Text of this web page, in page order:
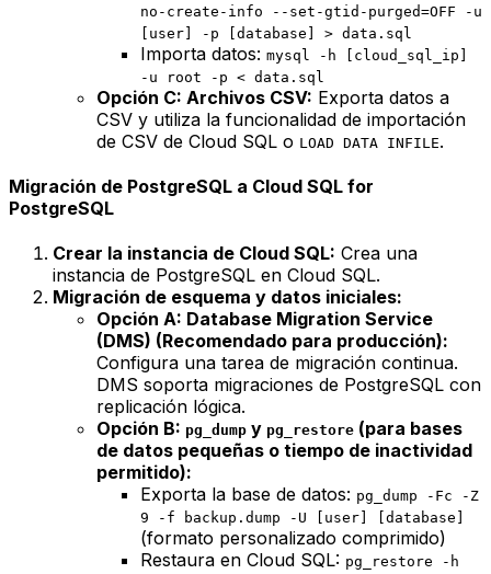
no-create-info --set-gtid-purged=OFF -u
[user] -p [database] > data.sql
Importa datos: mysql -h [cloud_sql_ip]
-u root -p < data.sql
Opción C: Archivos CSV: Exporta datos a
CSV y utiliza la funcionalidad de importación
de CSV de Cloud SQL o LOAD DATA INFILE.
Migración de PostgreSQL a Cloud SQL for
PostgreSQL
Crear la instancia de Cloud SQL: Crea una
instancia de PostgreSQL en Cloud SQL.
Migración de esquema y datos iniciales:
Opción A: Database Migration Service
(DMS) (Recomendado para producción):
Configura una tarea de migración continua.
DMS soporta migraciones de PostgreSQL con
replicación lógica.
Opción B: pg_dump y pg_restore (para bases
de datos pequeñas o tiempo de inactividad
permitido):
Exporta la base de datos: pg_dump -Fc -Z
9 -f backup.dump -U [user] [database]
(formato personalizado comprimido)
Restaura en Cloud SQL: pg_restore -h